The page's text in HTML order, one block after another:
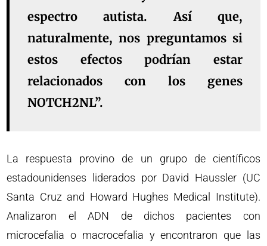
espectro autista. Así que,
naturalmente, nos preguntamos si
estos efectos podrían estar
relacionados con los genes
NOTCH2NL”.
La respuesta provino de un grupo de científicos
estadounidenses liderados por David Haussler (UC
Santa Cruz and Howard Hughes Medical Institute).
Analizaron el ADN de dichos pacientes con
microcefalia o macrocefalia y encontraron que las